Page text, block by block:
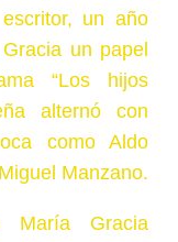
un año
un papel
“Los hijos
alternó con
como Aldo
Manzano.
Gracia